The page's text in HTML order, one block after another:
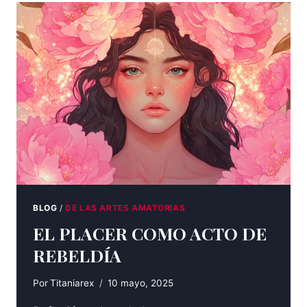
BLOG /DE LAS ARTES AMATORIAS
EL PLACER COMO ACTO DE
REBELDÍA
PorTitaniarex 10 mayo, 2025